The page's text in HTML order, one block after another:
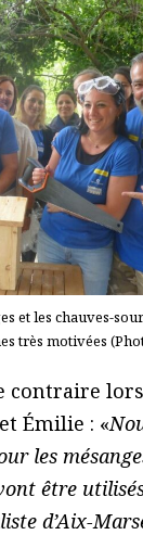
et les chauves-
très motivées
contraire
Émilie : «
les
être
d’Aix-